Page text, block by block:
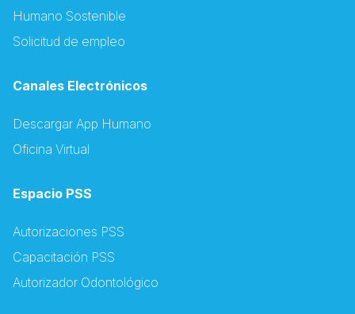
Humano Sostenible
Solicitud de empleo
Canales Electrónicos
Descargar App Humano
Oficina Virtual
Espacio PSS
Autorizaciones PSS
Capacitación PSS
Autorizador Odontológico